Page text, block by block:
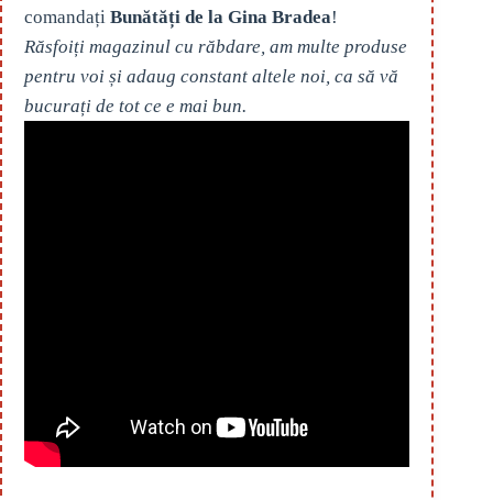
comandați Bunătăți de la Gina Bradea!
Răsfoiți magazinul cu răbdare, am multe produse
pentru voi și adaug constant altele noi, ca să vă
bucurați de tot ce e mai bun.